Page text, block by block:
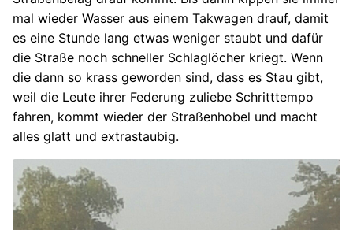
mal wieder Wasser aus einem Takwagen drauf, damit
es eine Stunde lang etwas weniger staubt und dafür
die Straße noch schneller Schlaglöcher kriegt. Wenn
die dann so krass geworden sind, dass es Stau gibt,
weil die Leute ihrer Federung zuliebe Schritttempo
fahren, kommt wieder der Straßenhobel und macht
alles glatt und extrastaubig.